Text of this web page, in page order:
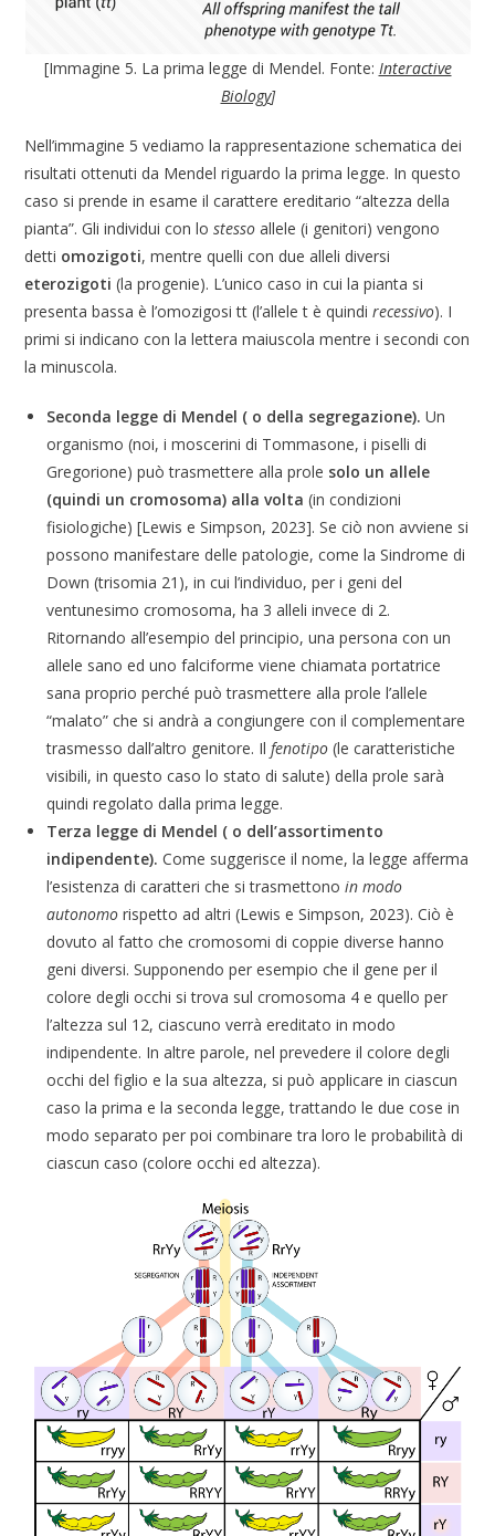
[Immagine 5. La prima legge di Mendel. Fonte: Interactive
Biology]
Nell’immagine 5 vediamo la rappresentazione schematica dei
risultati ottenuti da Mendel riguardo la prima legge. In questo
caso si prende in esame il carattere ereditario “altezza della
pianta”. Gli individui con lostesso allele (i genitori) vengono
detti omozigoti, mentre quelli con due alleli diversi
eterozigoti (la progenie). L’unico caso in cui la pianta si
presenta bassa è l’omozigosi tt (l’allele t è quindirecessivo). I
primi si indicano con la lettera maiuscola mentre i secondi con
la minuscola.
Seconda legge di Mendel ( o della segregazione).Un
organismo (noi, i moscerini di Tommasone, i piselli di
Gregorione) può trasmettere alla prole solo un allele
(quindi un cromosoma) alla volta (in condizioni
fisiologiche) [Lewis e Simpson, 2023]. Se ciò non avviene si
possono manifestare delle patologie, come la Sindrome di
Down (trisomia 21), in cui l’individuo, per i geni del
ventunesimo cromosoma, ha 3 alleli invece di 2.
Ritornando all’esempio del principio, una persona con un
allele sano ed uno falciforme viene chiamata portatrice
sana proprio perché può trasmettere alla prole l’allele
“malato” che si andrà a congiungere con il complementare
trasmesso dall’altro genitore. Ilfenotipo (le caratteristiche
visibili, in questo caso lo stato di salute) della prole sarà
quindi regolato dalla prima legge.
Terza legge di Mendel ( o dell’assortimento
indipendente).Come suggerisce il nome, la legge afferma
l’esistenza di caratteri che si trasmettonoin modo
autonomorispetto ad altri (Lewis e Simpson, 2023). Ciò è
dovuto al fatto che cromosomi di coppie diverse hanno
geni diversi. Supponendo per esempio che il gene per il
colore degli occhi si trova sul cromosoma 4 e quello per
l’altezza sul 12, ciascuno verrà ereditato in modo
indipendente. In altre parole, nel prevedere il colore degli
occhi del figlio e la sua altezza, si può applicare in ciascun
caso la prima e la seconda legge, trattando le due cose in
modo separato per poi combinare tra loro le probabilità di
ciascun caso (colore occhi ed altezza).